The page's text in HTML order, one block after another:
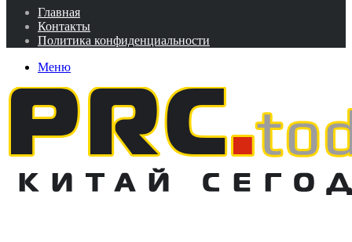
Главная
Контакты
Политика конфиденциальности
Меню